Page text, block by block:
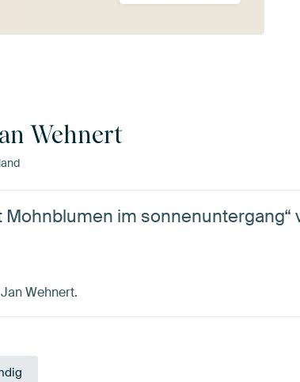
Wehnert
im sonnenuntergang“
Wehnert.